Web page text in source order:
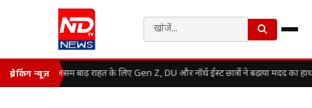
ब्रेकिंग न्यूज़ असम बाढ़ राहत के लिए Gen Z, DU और नॉर्थ ईस्ट छात्रों ने बढ़ाया मदद का हाथ